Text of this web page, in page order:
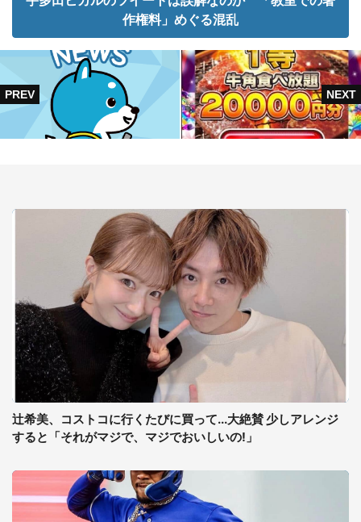
作権料」めぐる混乱
辻希美、コストコに行くたびに買って...大絶賛 少しアレンジ
すると「それがマジで、マジでおいしいの!」